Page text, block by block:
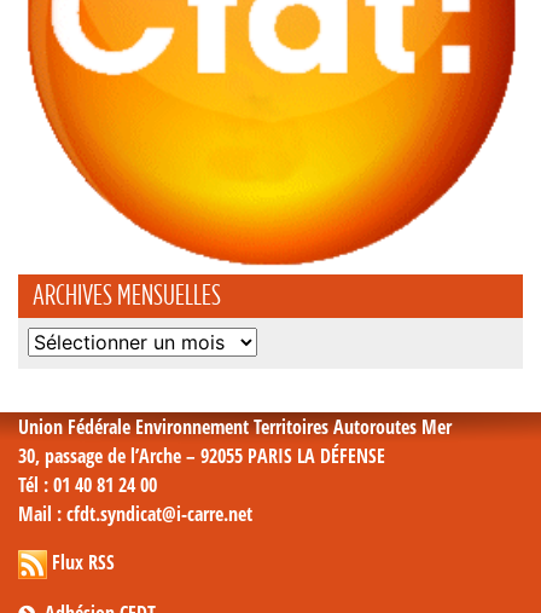
ARCHIVES MENSUELLES
Archives
Union Fédérale Environnement Territoires Autoroutes Mer
30, passage de l’Arche – 92055 PARIS LA DÉFENSE
Tél : 01 40 81 24 00
Mail : cfdt.syndicat@i-carre.net
Flux RSS